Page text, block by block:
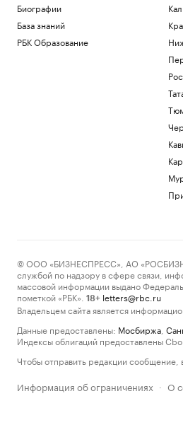
Биографии
База знаний
РБК Образование
© ООО «БИЗНЕСПРЕСС», АО
службой по надзору в сфере связи,
массовой информации выдано
пометкой «РБК».
18+ letters@rbc.ru
Владельцем сайта является
Данные предоставлены: Мосбиржа
Индексы облигаций предоставлены
Чтобы отправить редакции сообщение,
Информация об ограничениях · О